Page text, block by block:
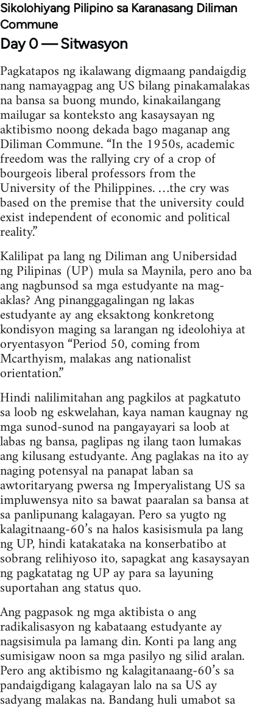
Sikolohiyang Pilipino sa Karanasang Diliman
Commune
Day 0 — Sitwasyon
Pagkatapos ng ikalawang digmaang pandaigdig
nang namayagpag ang US bilang pinakamalakas
na bansa sa buong mundo, kinakailangang
mailugar sa konteksto ang kasaysayan ng
aktibismo noong dekada bago maganap ang
Diliman Commune. “In the 1950s, academic
freedom was the rallying cry of a crop of
bourgeois liberal professors from the
University of the Philippines. …the cry was
based on the premise that the university could
exist independent of economic and political
reality.”
Kalilipat pa lang ng Diliman ang Unibersidad
ng Pilipinas (UP) mula sa Maynila, pero ano ba
ang nagbunsod sa mga estudyante na mag-
aklas? Ang pinanggagalingan ng lakas
estudyante ay ang eksaktong konkretong
kondisyon maging sa larangan ng ideolohiya at
oryentasyon “Period 50, coming from
Mcarthyism, malakas ang nationalist
orientation.”
Hindi nalilimitahan ang pagkilos at pagkatuto
sa loob ng eskwelahan, kaya naman kaugnay ng
mga sunod-sunod na pangayayari sa loob at
labas ng bansa, paglipas ng ilang taon lumakas
ang kilusang estudyante. Ang paglakas na ito ay
naging potensyal na panapat laban sa
awtoritaryang pwersa ng Imperyalistang US sa
impluwensya nito sa bawat paaralan sa bansa at
sa panlipunang kalagayan. Pero sa yugto ng
kalagitnaang-60’s na halos kasisismula pa lang
ng UP, hindi katakataka na konserbatibo at
sobrang relihiyoso ito, sapagkat ang kasaysayan
ng pagkatatag ng UP ay para sa layuning
suportahan ang status quo.
Ang pagpasok ng mga aktibista o ang
radikalisasyon ng kabataang estudyante ay
nagsisimula pa lamang din. Konti pa lang ang
sumisigaw noon sa mga pasilyo ng silid aralan.
Pero ang aktibismo ng kalagitanaang-60’s sa
pandaigdigang kalagayan lalo na sa US ay
sadyang malakas na. Bandang huli umabot sa